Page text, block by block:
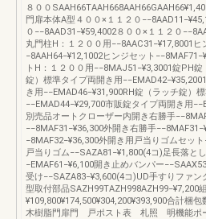
８００
門扉本体A型４００×１１２０
０−−8AAD31−¥59,4002８００×１１２０
丸門柱H：１２００用−−8AAC31−¥17,8001ヒ
−8AAH64−¥12,1002ヒンジセット
トH：１２００用−−8MAJ51−¥3,3001錠PH
錠）標準タイプ両開き用
き用−−EMAD46−¥31,900RH錠（ラッチ錠）
−−EMAD44−¥29,700市販錠タイプ両開き用
別売品オートクローザー内開き右勝手
−−8MAF31−¥36,300外開き右勝手
−8MAF32−¥36,300外開き用戸当りゴムセッ
戸当りゴム−−SAZA81−¥1,800(4コ)足長落と
−EMAF61−¥6,100開き止めバンパー
受け−−SAZA83−¥3,600(4コ)UD手すりファン
型取付部品SAZH99TAZH998AZH99−¥7,200
¥109,800¥174,500¥304,200¥393,900合計梱包
木樹脂門扉門 戸ポスト表 札照 明機能ポ